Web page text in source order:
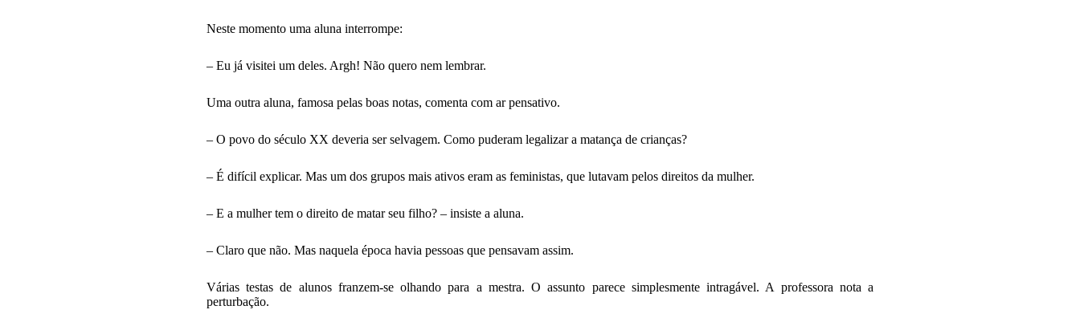
Neste momento uma aluna interrompe:
– Eu já visitei um deles. Argh! Não quero nem lembrar.
Uma outra aluna, famosa pelas boas notas, comenta com ar pensativo.
– O povo do século XX deveria ser selvagem. Como puderam legalizar a matança de crianças?
– É difícil explicar. Mas um dos grupos mais ativos eram as feministas, que lutavam pelos direitos da mulher.
– E a mulher tem o direito de matar seu filho? – insiste a aluna.
– Claro que não. Mas naquela época havia pessoas que pensavam assim.
Várias testas de alunos franzem-se olhando para a mestra. O assunto parece simplesmente intragável. A professora nota a
perturbação.